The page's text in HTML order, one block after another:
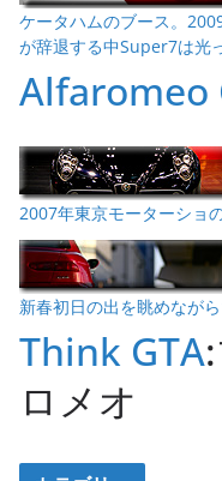
ケータハムのブース。
が辞退する中Super7は光
Alfaromeo
2007年東京モーターショ
新春初日の出を眺めなが
Think GTA
ロメオ